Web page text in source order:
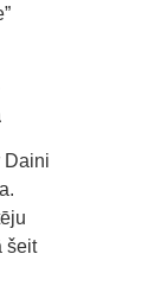
Daini
šeit